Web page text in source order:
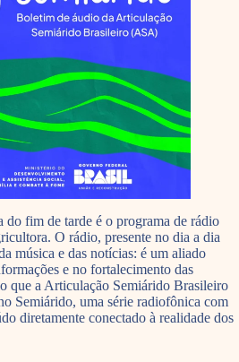
fim de tarde é o programa de rádio
O rádio, presente no dia a dia
música e das notícias: é um aliado
e no fortalecimento das
que a Articulação Semiárido Brasileiro
Semiárido, uma série radiofônica com
diretamente conectado à realidade dos